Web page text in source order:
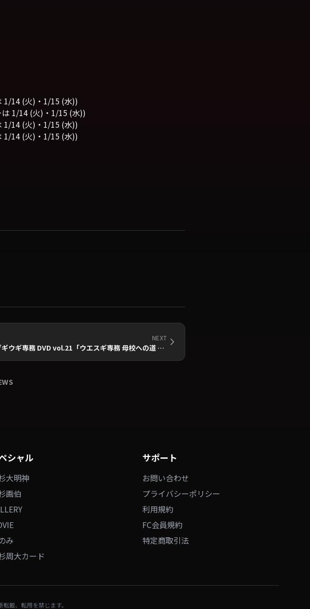
1/14 (火)・1/15 (水))
1/14 (火)・1/15 (水))
1/14 (火)・1/15 (水))
1/14 (火)・1/15 (水))
NEXT
ブギウギ専務 DVD vol.21「ウエスギ専務 母校への道 小学校編 Ⅳ」発売＆発売記念イベントのお知らせ
シャル
大明神
画伯
み
周大カード
サポート
お問い合わせ
プライバシーポリシー
利用規約
FC会員規約
特定商取引法
載、転用を禁じます。